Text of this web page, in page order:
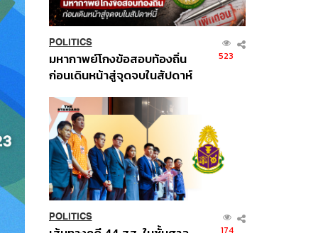
POLITICS
มหากาพย์โกงข้อสอบท้องถิ่น
ก่อนเดินหน้าสู่จุดจบในสัปดาห์
523
POLITICS
174